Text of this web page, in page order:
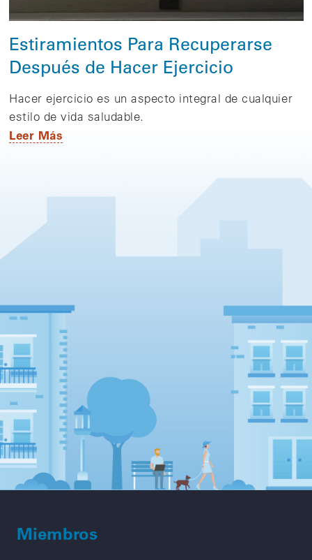
Estiramientos Para Recuperarse
Después de Hacer Ejercicio
Hacer ejercicio es un aspecto integral de cualquier
estilo de vida saludable.
Leer Más
Miembros